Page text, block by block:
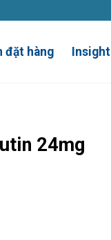
đặt hàng Insight
24mg